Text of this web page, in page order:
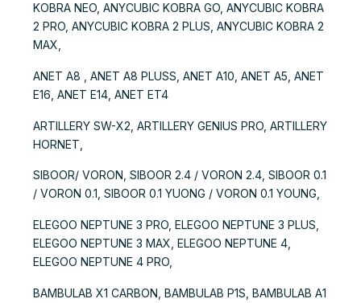
KOBRA NEO, ANYCUBIC KOBRA GO, ANYCUBIC KOBRA
2 PRO, ANYCUBIC KOBRA 2 PLUS, ANYCUBIC KOBRA 2
MAX,
ANET A8 , ANET A8 PLUSS, ANET A10, ANET A5, ANET
E16, ANET E14, ANET ET4
ARTILLERY SW-X2, ARTILLERY GENIUS PRO, ARTILLERY
HORNET,
SIBOOR/ VORON, SIBOOR 2.4 / VORON 2.4, SIBOOR 0.1
/ VORON 0.1, SIBOOR 0.1 YUONG / VORON 0.1 YOUNG,
ELEGOO NEPTUNE 3 PRO, ELEGOO NEPTUNE 3 PLUS,
ELEGOO NEPTUNE 3 MAX, ELEGOO NEPTUNE 4,
ELEGOO NEPTUNE 4 PRO,
BAMBULAB X1 CARBON, BAMBULAB P1S, BAMBULAB A1